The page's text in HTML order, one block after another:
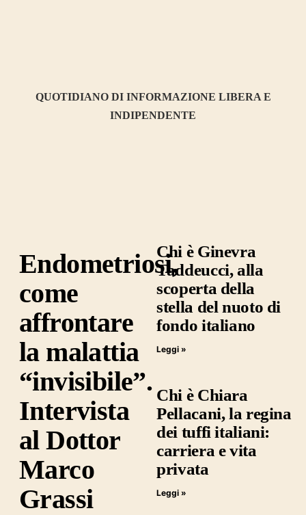
QUOTIDIANO DI INFORMAZIONE LIBERA E
INDIPENDENTE
Endometriosi,
come
affrontare
la malattia
“invisibile”.
Intervista
al Dottor
Marco
Grassi
Chi è Ginevra
Taddeucci, alla
scoperta della
stella del nuoto di
fondo italiano
Leggi »
Chi è Chiara
Pellacani, la regina
dei tuffi italiani:
carriera e vita
privata
Leggi »